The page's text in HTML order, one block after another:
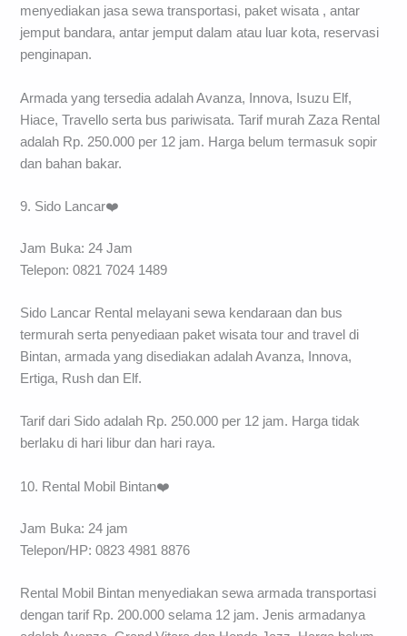
menyediakan jasa sewa transportasi, paket wisata , antar
jemput bandara, antar jemput dalam atau luar kota, reservasi
penginapan.
Armada yang tersedia adalah Avanza, Innova, Isuzu Elf,
Hiace, Travello serta bus pariwisata. Tarif murah Zaza Rental
adalah Rp. 250.000 per 12 jam. Harga belum termasuk sopir
dan bahan bakar.
9. Sido Lancar❤️
Jam Buka: 24 Jam
Telepon: 0821 7024 1489
Sido Lancar Rental melayani sewa kendaraan dan bus
termurah serta penyediaan paket wisata tour and travel di
Bintan, armada yang disediakan adalah Avanza, Innova,
Ertiga, Rush dan Elf.
Tarif dari Sido adalah Rp. 250.000 per 12 jam. Harga tidak
berlaku di hari libur dan hari raya.
10. Rental Mobil Bintan❤️
Jam Buka: 24 jam
Telepon/HP: 0823 4981 8876
Rental Mobil Bintan menyediakan sewa armada transportasi
dengan tarif Rp. 200.000 selama 12 jam. Jenis armadanya